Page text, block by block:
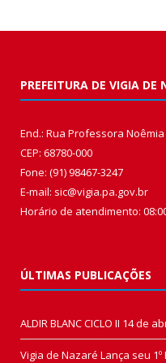
PREFEITURA DE VIGIA DE
End.: Rua Professora
CEP: 68780-000
Fone: (91) 98467-3247
E-mail: sic@vigia.pa.gov.br
Horário de atendimento:
ÚLTIMAS PUBLICAÇÕES
ALDIR BLANC CICLO II 14 de
Vigia de Nazaré Lança seu